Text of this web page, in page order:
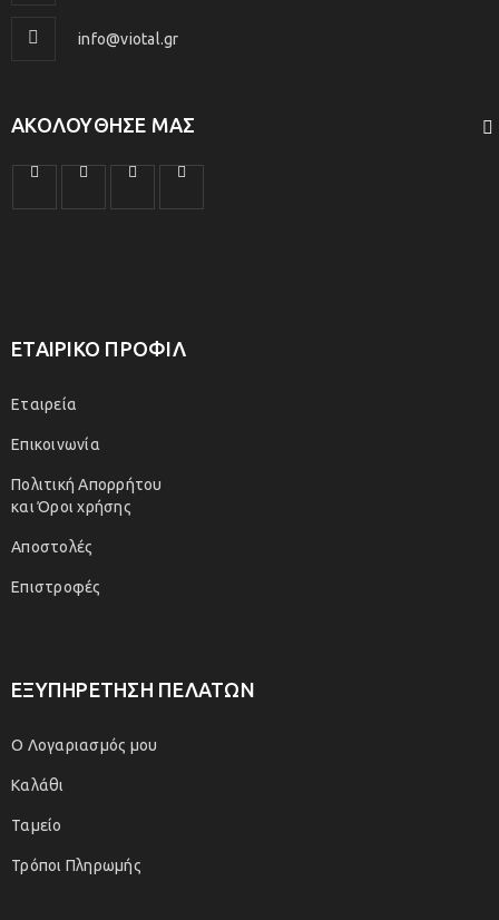
info@viotal.gr
ΑΚΟΛΟΎΘΗΣΕ ΜΑΣ
ΕΤΑΙΡΙΚΟ ΠΡΟΦΙΛ
Εταιρεία
Επικοινωνία
Πολιτική Απορρήτου
και Όροι χρήσης
Αποστολές
Επιστροφές
ΕΞΥΠΗΡΕΤΗΣΗ ΠΕΛΑΤΩΝ
Ο Λογαριασμός μου
Καλάθι
Ταμείο
Τρόποι Πληρωμής